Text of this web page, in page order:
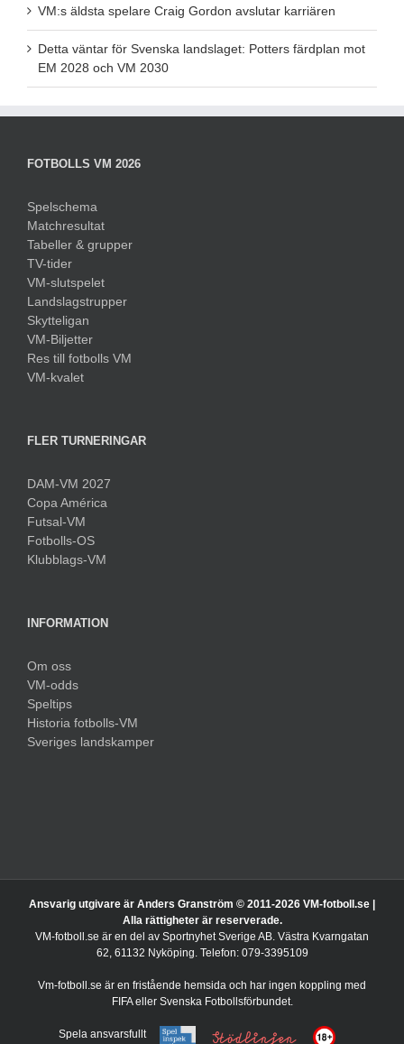
VM:s äldsta spelare Craig Gordon avslutar karriären
Detta väntar för Svenska landslaget: Potters färdplan mot
EM 2028 och VM 2030
FOTBOLLS VM 2026
Spelschema
Matchresultat
Tabeller & grupper
TV-tider
VM-slutspelet
Landslagstrupper
Skytteligan
VM-Biljetter
Res till fotbolls VM
VM-kvalet
FLER TURNERINGAR
DAM-VM 2027
Copa América
Futsal-VM
Fotbolls-OS
Klubblags-VM
INFORMATION
Om oss
VM-odds
Speltips
Historia fotbolls-VM
Sveriges landskamper
Ansvarig utgivare är Anders Granström © 2011-2026 VM-fotboll.se |
Alla rättigheter är reserverade.
VM-fotboll.se är en del av Sportnyhet Sverige AB. Västra Kvarngatan
62, 61132 Nyköping. Telefon: 079-3395109
Vm-fotboll.se är en fristående hemsida och har ingen koppling med
FIFA eller Svenska Fotbollsförbundet.
Spela ansvarsfullt